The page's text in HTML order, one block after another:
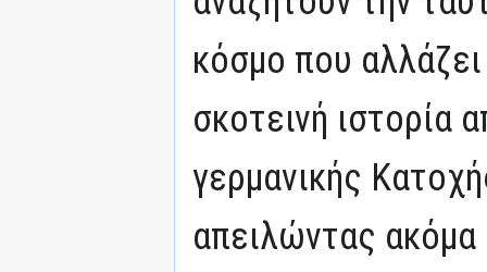
κόσμο που
σκοτεινή ιστορία
γερμανικής
απειλώντας ακόμα